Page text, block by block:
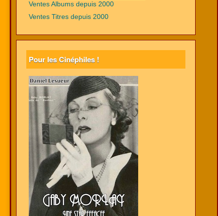
Ventes Albums depuis 2000
Ventes Titres depuis 2000
Pour les Cinéphiles !